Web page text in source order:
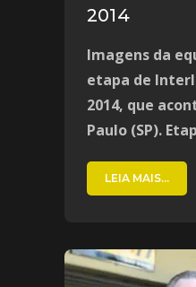
2014
Imagens da
etapa de
2014, que
Paulo (SP).
LEIA MAIS...